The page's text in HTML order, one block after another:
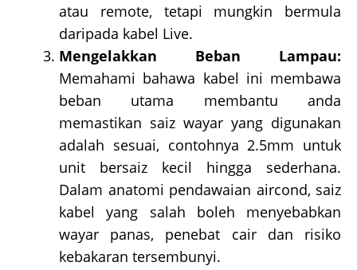
atau remote, tetapi mungkin bermula
daripada kabel Live.
Mengelakkan Beban Lampau:
Memahami bahawa kabel ini membawa
beban utama membantu anda
memastikan saiz wayar yang digunakan
adalah sesuai, contohnya 2.5mm untuk
unit bersaiz kecil hingga sederhana.
Dalam anatomi pendawaian aircond, saiz
kabel yang salah boleh menyebabkan
wayar panas, penebat cair dan risiko
kebakaran tersembunyi.